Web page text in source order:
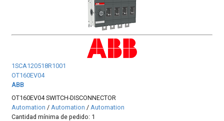
1SCA120518R1001
OT160EV04
ABB
OT160EV04 SWITCH-DISCONNECTOR
Automation / Automation / Automation
Cantidad mínima de pedido: 1